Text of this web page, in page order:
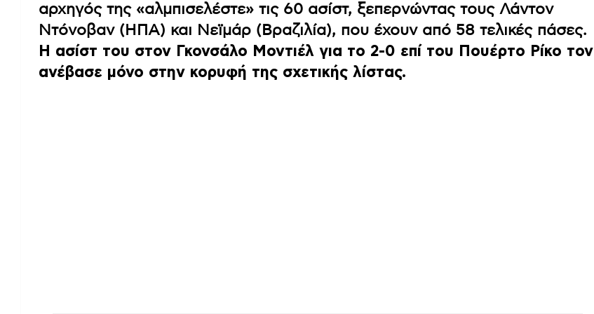
αρχηγός της «αλμπισελέστε» τις 60 ασίστ, ξεπερνώντας τους Λάντον
Ντόνοβαν (ΗΠΑ) και Νεϊμάρ (Βραζιλία), που έχουν από 58 τελικές πάσες.
Η ασίστ του στον Γκονσάλο Μοντιέλ για το 2-0 επί του Πουέρτο Ρίκο τον
ανέβασε μόνο στην κορυφή της σχετικής λίστας.